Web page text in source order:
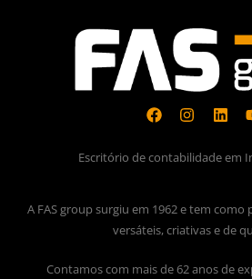
Escritório de contabilidade em
A FAS group surgiu em 1962 e tem
versáteis, criativas e de
Contamos com mais de 62 anos de